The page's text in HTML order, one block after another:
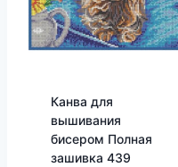
Канва для
вышивания
бисером Полная
зашивка 439